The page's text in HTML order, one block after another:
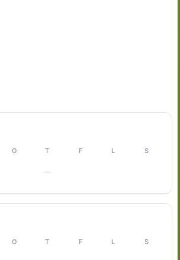
O T F L S
—
O T F L S